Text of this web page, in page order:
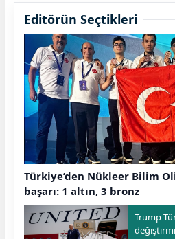
Editörün Seçtikleri
Türkiye’den Nükleer Bilim
başarı: 1 altın, 3 bronz
Trump